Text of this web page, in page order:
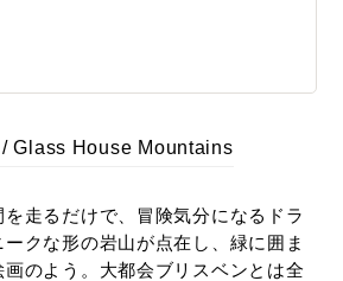
Glass House Mountains
走るだけで、冒険気分になるドラ
クな形の岩山が点在し、緑に囲ま
のよう。大都会ブリスベンとは全